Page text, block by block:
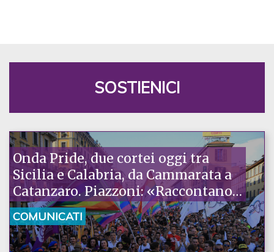
SOSTIENICI
Onda Pride, due cortei oggi tra
Sicilia e Calabria, da Cammarata a
Catanzaro. Piazzoni: «Raccontano
la nostra ostinazione»
COMUNICATI